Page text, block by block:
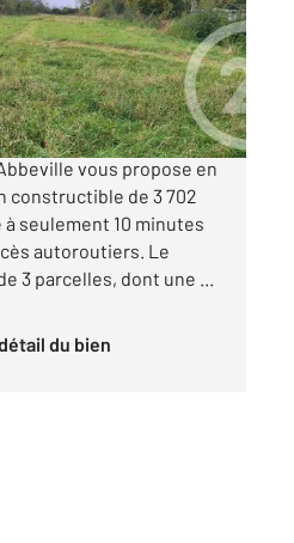
€
CENTURY 21
vous propose en
constructible de 3 702
seulement 10 minutes
autoroutiers. Le
3 parcelles, dont une ...
détail du bien